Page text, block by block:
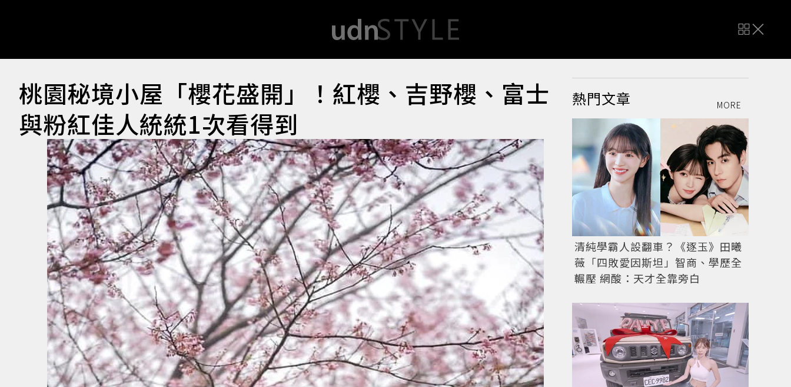
桃園秘境小屋「櫻花盛開」！紅櫻、吉野櫻、富士
與粉紅佳人統統1次看得到
熱門文章 MORE
清純學霸人設翻車？《逐玉》田曦
薇「四敗愛因斯坦」智商、學歷全
輾壓 網酸：天才全靠旁白